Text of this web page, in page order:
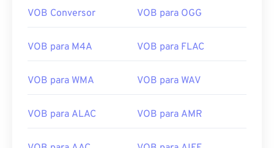
VOB Conversor VOB para OGG
VOB para M4A VOB para FLAC
VOB para WMA VOB para WAV
VOB para ALAC VOB para AMR